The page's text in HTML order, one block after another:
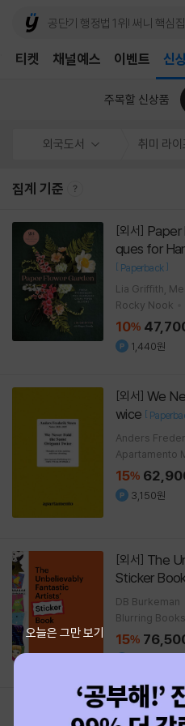
채널예스 이벤트 신
티켓
주목할 신상품
외국도서
집계 기준
[외서]
ques for
[ Paperback ]
Lia Griffith,
Rocky Nook
10%
1,440원
[외서]
wice [
Anders
Apartamento
15%
3,150원
[외서]
Sticker
DB Burkeman
Blurring Books
15%
1
오늘은 그만 보기